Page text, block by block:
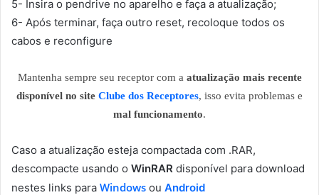
5- Insira o pendrive no aparelho e faça a atualização;
6- Após terminar, faça outro reset, recoloque todos os
cabos e reconfigure
Mantenha sempre seu receptor com a atualização mais recente
disponível no site Clube dos Receptores, isso evita problemas e
mal funcionamento.
Caso a atualização esteja compactada com .RAR,
descompacte usando o WinRAR disponível para download
nestes links para Windows ou Android